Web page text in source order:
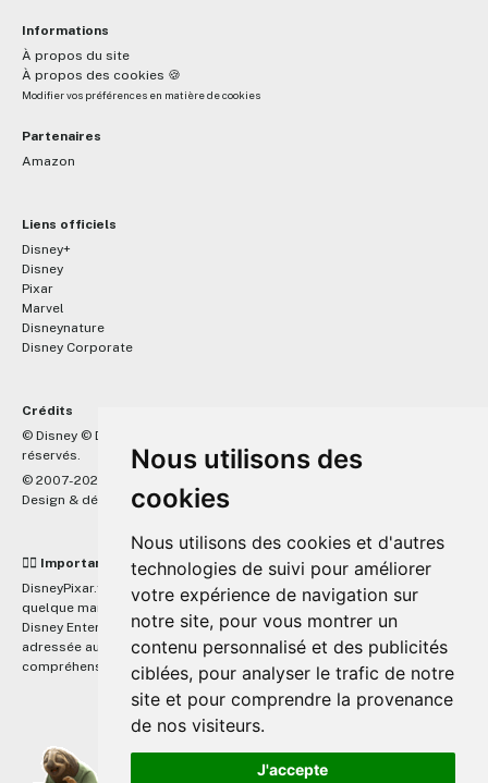
Nous utilisons des
cookies
Nous utilisons des cookies et d'autres
technologies de suivi pour améliorer
votre expérience de navigation sur
notre site, pour vous montrer un
contenu personnalisé et des publicités
ciblées, pour analyser le trafic de notre
site et pour comprendre la provenance
de nos visiteurs.
J'accepte
Informations
À propos du site
À propos des cookies 🍪
Modifier vos préférences en matière de cookies
Partenaires
Amazon
Liens officiels
Disney+
Disney
Pixar
Marvel
Disneynature
Disney Corporate
Crédits
© Disney © Disney/Pixar © &
réservés.
© 2007-2026 DisneyPixar.fr
Design & développement : MonsieurPaul
☝🏼 Important
DisneyPixar.fr est un site indépendant et n'est en aucun cas lié de
quelque manière que ce soit avec The Walt Disney Company, Pixar,
Disney Enterprises, Inc ou leurs dérivés ou associés. Toute demande
adressée aux studios Disney ou Pixar sera ignorée. Merci de votre
compréhension.